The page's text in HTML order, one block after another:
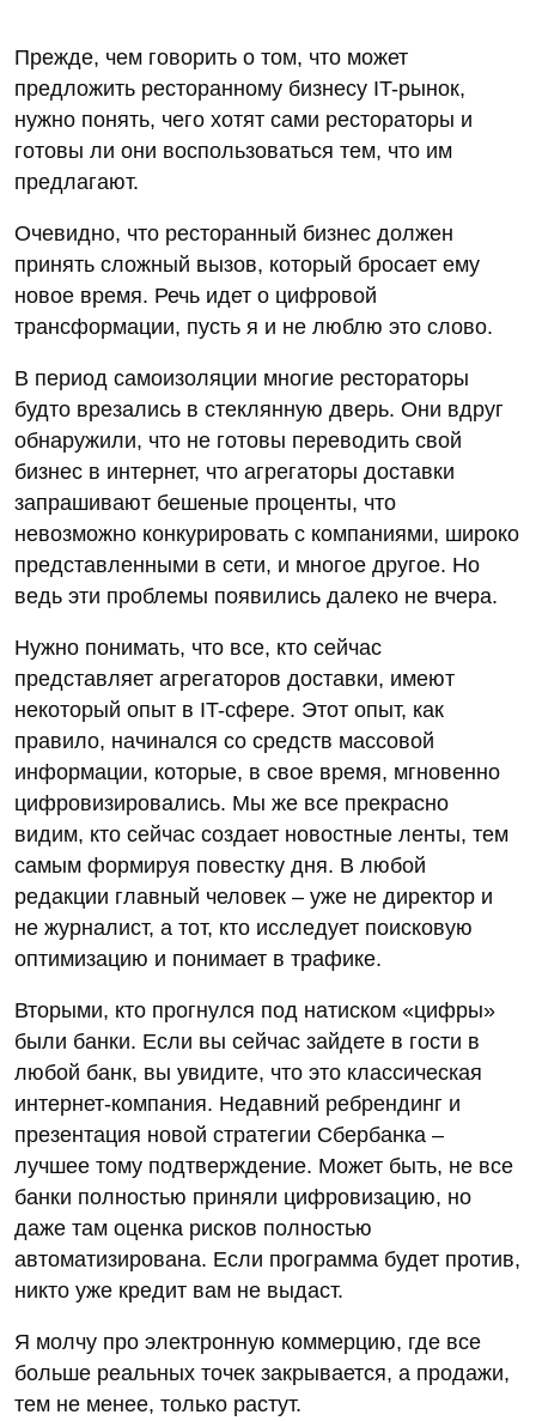
Прежде, чем говорить о том, что может
предложить ресторанному бизнесу IT-рынок,
нужно понять, чего хотят сами рестораторы и
готовы ли они воспользоваться тем, что им
предлагают.
Очевидно, что ресторанный бизнес должен
принять сложный вызов, который бросает ему
новое время. Речь идет о цифровой
трансформации, пусть я и не люблю это слово.
В период самоизоляции многие рестораторы
будто врезались в стеклянную дверь. Они вдруг
обнаружили, что не готовы переводить свой
бизнес в интернет, что агрегаторы доставки
запрашивают бешеные проценты, что
невозможно конкурировать с компаниями, широко
представленными в сети, и многое другое. Но
ведь эти проблемы появились далеко не вчера.
Нужно понимать, что все, кто сейчас
представляет агрегаторов доставки, имеют
некоторый опыт в IT-сфере. Этот опыт, как
правило, начинался со средств массовой
информации, которые, в свое время, мгновенно
цифровизировались. Мы же все прекрасно
видим, кто сейчас создает новостные ленты, тем
самым формируя повестку дня. В любой
редакции главный человек – уже не директор и
не журналист, а тот, кто исследует поисковую
оптимизацию и понимает в трафике.
Вторыми, кто прогнулся под натиском «цифры»
были банки. Если вы сейчас зайдете в гости в
любой банк, вы увидите, что это классическая
интернет-компания. Недавний ребрендинг и
презентация новой стратегии Сбербанка –
лучшее тому подтверждение. Может быть, не все
банки полностью приняли цифровизацию, но
даже там оценка рисков полностью
автоматизирована. Если программа будет против,
никто уже кредит вам не выдаст.
Я молчу про электронную коммерцию, где все
больше реальных точек закрывается, а продажи,
тем не менее, только растут.